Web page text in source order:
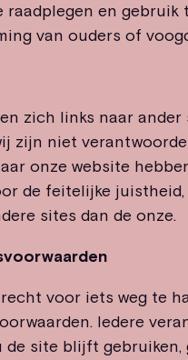
raadplegen en gebruik
van ouders of
zich links naar
zijn niet
onze website
de feitelijke
sites dan de onze.
voor iets weg te
Iedere
de site blijft